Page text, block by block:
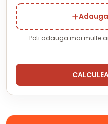
Poti adauga mai multe